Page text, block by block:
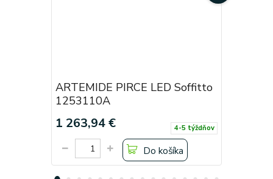
ARTEMIDE PIRCE LED Soffitto
1253110A
1 263,94 € 4-5 týždňov
Do košíka